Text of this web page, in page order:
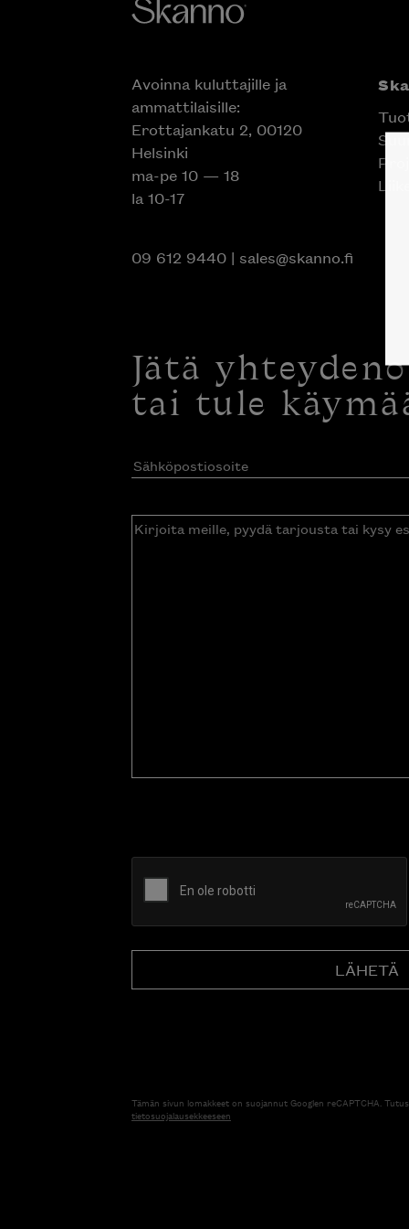
Avoinna kuluttajille ja
ammattilaisille:
Erottajankatu 2, 00120
Helsinki
ma-pe 10 — 18
la 10-17
09 612 9440| sales@skanno.fi
Jätä
tai tule
Sähköpostiosoite(Pakollinen)
Kirjoita
Tämän sivun lomakkeet on suojannut Googlen reCAPTCHA.
tietosuojalausekkeeseen